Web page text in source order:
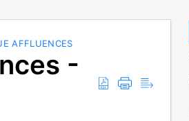
AFFLUENCES
-